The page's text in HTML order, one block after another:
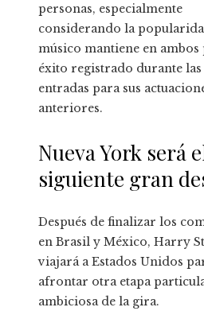
personas, especialmente
considerando la
músico mantiene en ambos
éxito registrado durante las
entradas para sus
anteriores.
Nueva York será
siguiente gran
Después de finalizar los
en Brasil y México, Harry
viajará a Estados Unidos
afrontar otra etapa
ambiciosa de la gira.